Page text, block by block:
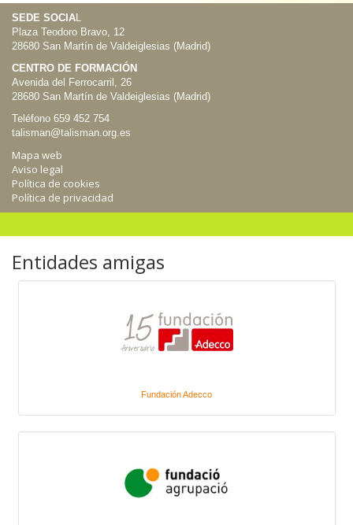
SEDE SOCIAL
Plaza Teodoro Bravo, 12
28680 San Martín de Valdeiglesias (Madrid)
CENTRO DE FORMACIÓN
Avenida del Ferrocarril, 26
28680 San Martín de Valdeiglesias (Madrid)
Teléfono 659 452 754
talisman@talisman.org.es
Mapa web
Aviso legal
Política de cookies
Política de privacidad
Entidades amigas
Fundación Adecco